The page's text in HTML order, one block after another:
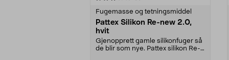
Fugemasse og tetningsmiddel
Pattex Silikon Re-new 2.0,
hvit
Gjenopprett gamle silikonfuger så
de blir som nye. Pattex silikon Re-